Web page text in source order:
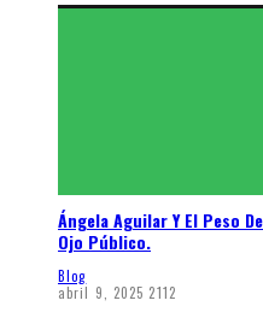
Ángela Aguilar Y El Peso
Ojo Público.
Blog
abril 9, 2025 2112